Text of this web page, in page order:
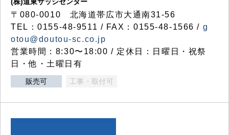
〒080-0010 北海道帯広市大通南31-56
TEL：0155-48-9511 / FAX：0155-48-1566 / g
otou@doutou-sc.co.jp
営業時間：8:30〜18:00 / 定休日：日曜日・祝祭
日・他・土曜日有
販売可 工事・取付可